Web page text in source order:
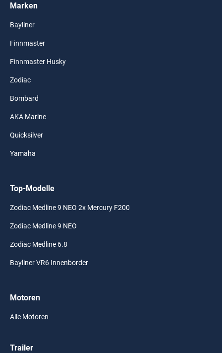
Marken
Bayliner
Finnmaster
Finnmaster Husky
Zodiac
Bombard
AKA Marine
Quicksilver
Yamaha
Top-Modelle
Zodiac Medline 9 NEO 2x Mercury F200
Zodiac Medline 9 NEO
Zodiac Medline 6.8
Bayliner VR6 Innenborder
Motoren
Alle Motoren
Trailer